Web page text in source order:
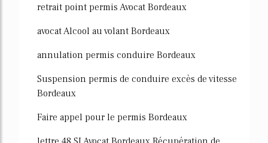
retrait point permis Avocat Bordeaux
avocat Alcool au volant Bordeaux
annulation permis conduire Bordeaux
Suspension permis de conduire excès de vitesse
Bordeaux
Faire appel pour le permis Bordeaux